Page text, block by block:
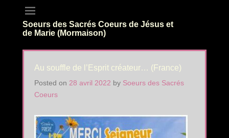
Soeurs des Sacrés Coeurs de Jésus et
de Marie (Mormaison)
Au souffle de l’Esprit créateur… (France)
Posted on 28 avril 2022 by Soeurs des Sacrés
Coeurs